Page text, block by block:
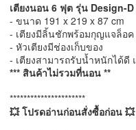
เตียงนอน 6 ฟุต รุ่น Design-D
- ขนาด 191 x 219 x 87 cm
- เตียงมีลิ้นชักพร้อมกุญแจล็อค
- หัวเตียงมีช่องเก็บของ
- เตียงสามารถรับน้ำหนักได้ดี
*** สินค้าไม่รวมที่นอน **
**********************
💥 โปรดอ่านก่อนสั่งซื้อก่อน 💥